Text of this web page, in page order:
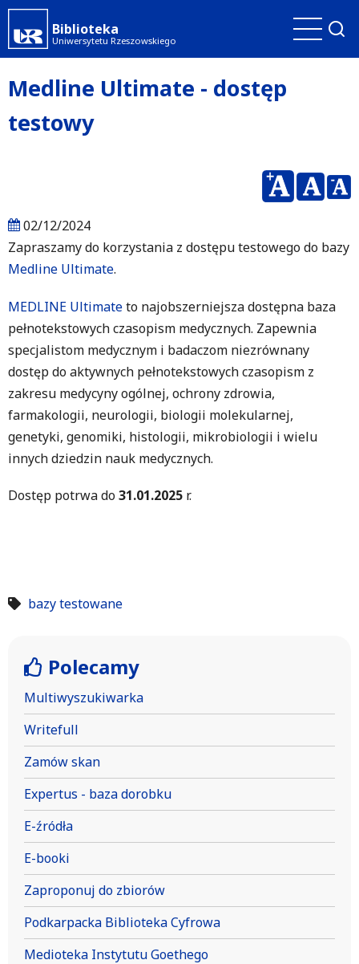
Przejdź
do
treści
Biblioteka
Uniwersytetu Rzeszowskiego
Medline Ultimate - dostęp
testowy
02/12/2024
Zapraszamy do korzystania z dostępu testowego do bazy
Medline Ultimate.
MEDLINE Ultimateto najobszerniejsza dostępna baza
pełnotekstowych czasopism medycznych. Zapewnia
specjalistom medycznym i badaczom niezrównany
dostęp do aktywnych pełnotekstowych czasopism z
zakresu medycyny ogólnej, ochrony zdrowia,
farmakologii, neurologii, biologii molekularnej,
genetyki, genomiki, histologii, mikrobiologii i wielu
innych dziedzin nauk medycznych.
Dostęp potrwa do31.01.2025 r.
bazy testowane
Polecamy
Multiwyszukiwarka
Writefull
Zamów skan
Expertus - baza dorobku
E-źródła
E-booki
Zaproponuj do zbiorów
Podkarpacka Biblioteka Cyfrowa
Medioteka Instytutu Goethego